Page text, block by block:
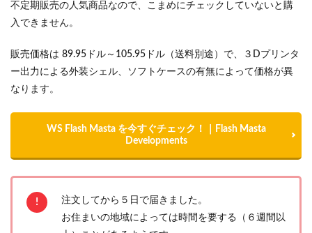
不定期販売の人気商品なので、こまめにチェックしていないと購
入できません。
販売価格は 89.95ドル～105.95ドル（送料別途）で、３Dプリンタ
ー出力による外装シェル、ソフトケースの有無によって価格が異
なります。
WS Flash Masta を今すぐチェック！｜Flash Masta
Developments
注文してから５日で届きました。
お住まいの地域によっては時間を要する（６週間以